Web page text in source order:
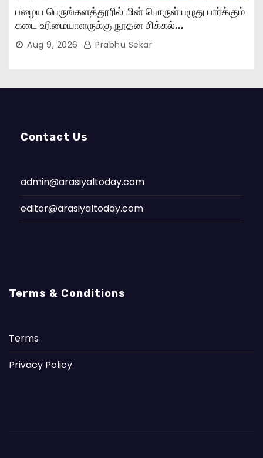
பழைய பெருங்களத்தூரில் மின் பொருள் பழுது பார்க்கும்
கடை உரிமையாளருக்கு நூதன சிக்கல்..,
Aug 9, 2026 Prabhu Sekar
Contact Us
admin@arasiyaltoday.com
editor@arasiyaltoday.com
Terms & Conditions
Terms
Privacy Policy